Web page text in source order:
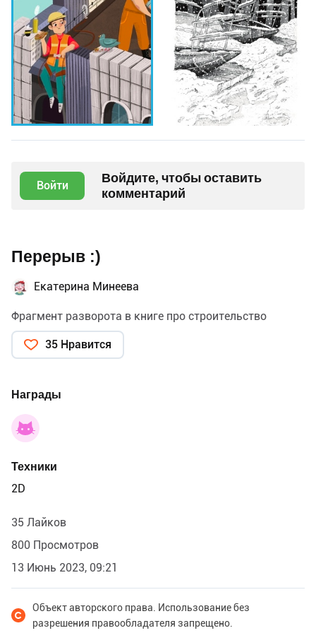
Войти
Войдите, чтобы оставить
комментарий
Перерыв :)
Екатерина Минеева
Фрагмент разворота в книге про строительство
35 Нравится
Награды
Техники
2D
35 Лайков
800 Просмотров
13 Июнь 2023, 09:21
Объект авторского права. Использование без
разрешения правообладателя запрещено.